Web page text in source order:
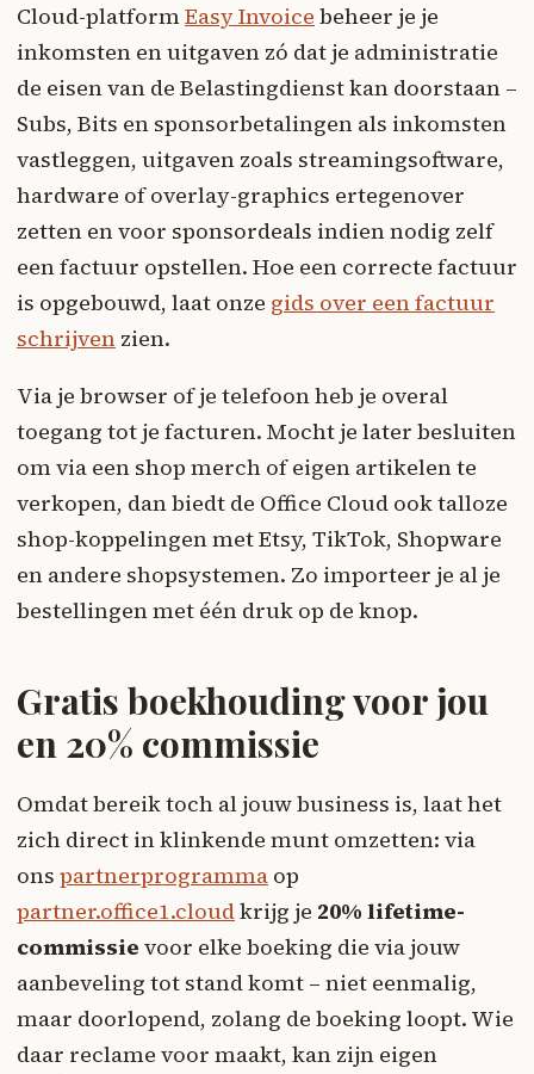
Cloud-platformEasy Invoice beheer je je
inkomsten en uitgaven zó dat je administratie
de eisen van de Belastingdienst kan doorstaan –
Subs, Bits en sponsorbetalingen als inkomsten
vastleggen, uitgaven zoals streamingsoftware,
hardware of overlay-graphics ertegenover
zetten en voor sponsordeals indien nodig zelf
een factuur opstellen. Hoe een correcte factuur
is opgebouwd, laat onze gids over een factuur
schrijven zien.
Via je browser of je telefoon heb je overal
toegang tot je facturen. Mocht je later besluiten
om via een shop merch of eigen artikelen te
verkopen, dan biedt de Office Cloud ook talloze
shop-koppelingen met Etsy, TikTok, Shopware
en andere shopsystemen. Zo importeer je al je
bestellingen met één druk op de knop.
Gratis boekhouding voor jou
en 20% commissie
Omdat bereik toch al jouw business is, laat het
zich direct in klinkende munt omzetten: via
ons partnerprogramma op
partner.office1.cloudkrijg je 20% lifetime-
commissie voor elke boeking die via jouw
aanbeveling tot stand komt – niet eenmalig,
maar doorlopend, zolang de boeking loopt. Wie
daar reclame voor maakt, kan zijn eigen